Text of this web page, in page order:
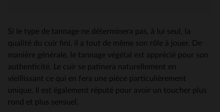
Si le type de tannage ne déterminera pas, à lui seul, la
qualité du cuir fini, il a tout de même son rôle à jouer. De
manière générale, le tannage végétal est apprécié pour son
authenticité. Le cuir se patinera naturellement en
vieillissant ce qui en fera une pièce particulièrement
unique. Il est également réputé pour avoir un toucher plus
rond et plus sensuel.